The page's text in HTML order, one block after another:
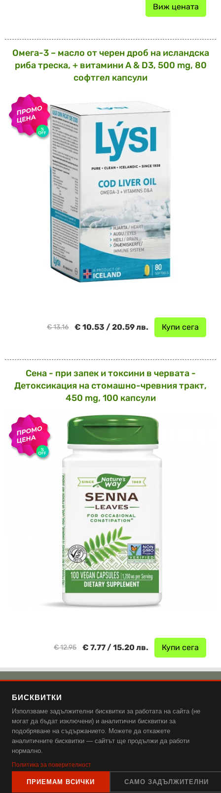
Виж цената
Омега-3 – масло от черен дроб на исландска
риба треска, + витамини А & D3, 500 mg, 80
софтгел капсули
Купи сега
€ 10.53 / 20.59 лв.
€ 13.16
Сена - при запек и токсини в червата -
Детоксикация на стомашно-чревния тракт,
450 mg, 100 капсули
Купи сега
€ 7.77 / 15.20 лв.
€ 12.95
🌿 Добавки от Емаг
🌿 Аптека Ревита
🌿 Аптека Витания
Поверителност и защита на данните, бисквитки и общи
условия.
БИСКВИТКИ
Използваме задължителни бисквитки за работата на сайта (не
могат да бъдат изключени) и аналитични бисквитки за
подобряване на съдържанието. Можете да откажете
аналитичните бисквитки — сайтът ще продължи да работи
нормално.
Политика за поверителност
ПРИЕМАМ ВСИЧКИ САМО ЗАДЪЛЖИТЕЛНИ